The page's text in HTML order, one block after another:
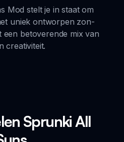
Mod stelt je in staat om
uniek ontworpen zon-
een betoverende mix van
creativiteit.
Sprunki All